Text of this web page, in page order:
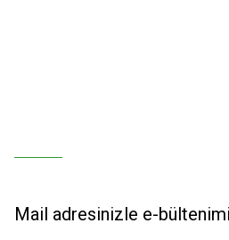
Mail adresinizle e-